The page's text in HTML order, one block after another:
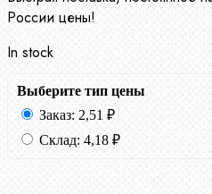
России цены!
In stock
Выберите тип цены
Заказ: 2,51 ₽
Склад: 4,18 ₽